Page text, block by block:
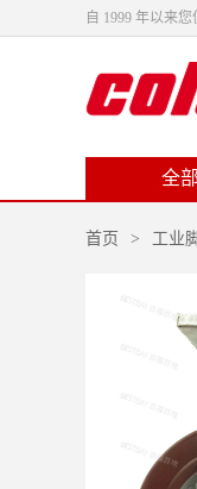
自 1999 年以来
全
首页 > 工业